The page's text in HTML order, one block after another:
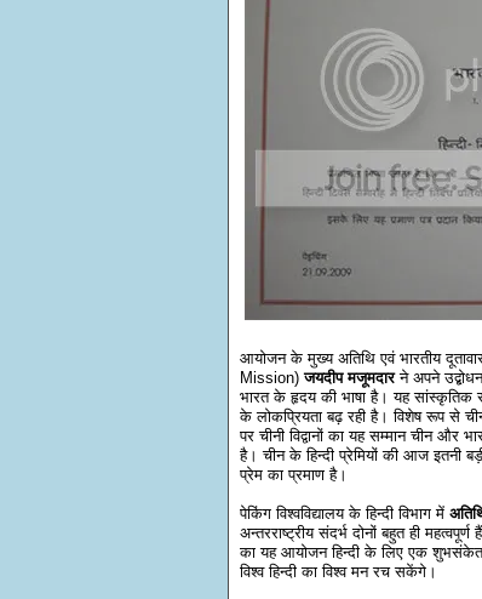
आयोजन के मुख्य अतिथि एवं भारतीय
Mission)जयदीप मजूमदारने अपने उद्बोधन
भारत के हृदय की भाषा है। यह सांस्कृतिक
के लोकप्रियता बढ़ रही है। विशेष रूप से
पर चीनी विद्वानों का यह सम्मान चीन
है। चीन के हिन्दी प्रेमियों की आज इतनी
प्रेम का प्रमाण है।
पेकिंग विश्वविद्यालय के हिन्दी विभाग में
अन्तरराष्ट्रीय संदर्भ दोनों बहुत ही
का यह आयोजन हिन्दी के लिए एक
विश्व हिन्दी का विश्व मन रच सकेंगे।